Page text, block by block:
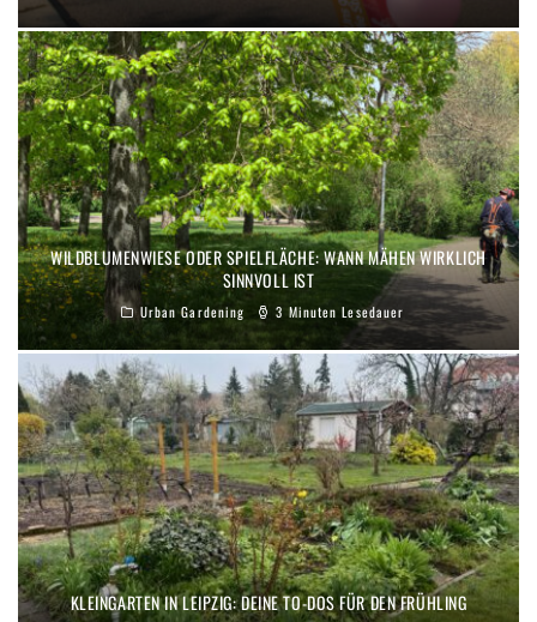
WILDBLUMENWIESE ODER SPIELFLÄCHE: WANN MÄHEN WIRKLICH
SINNVOLL IST
Urban Gardening 3 Minuten Lesedauer
KLEINGARTEN IN LEIPZIG: DEINE TO-DOS FÜR DEN FRÜHLING